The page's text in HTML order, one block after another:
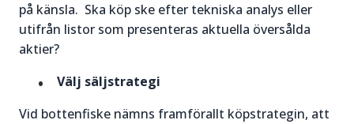
på känsla. Ska köp ske efter tekniska analys eller
utifrån listor som presenteras aktuella översålda
aktier?
Välj säljstrategi
Vid bottenfiske nämns framförallt köpstrategin, att